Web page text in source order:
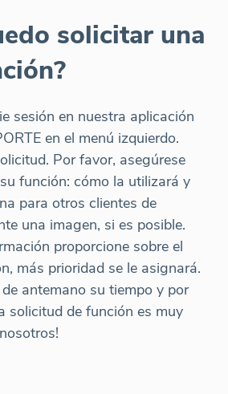
solicitar una
sesión en nuestra aplicación
en el menú izquierdo.
Por favor, asegúrese
función: cómo la utilizará y
para otros clientes de
una imagen, si es posible.
proporcione sobre el
más prioridad se le asignará.
antemano su tiempo y por
solicitud de función es muy